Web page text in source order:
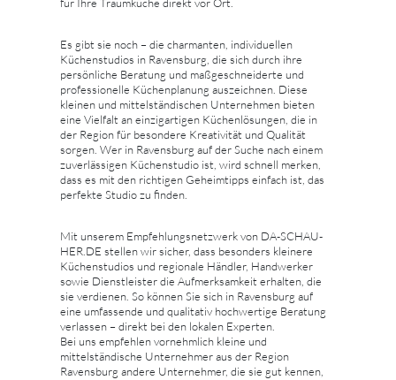
Es gibt sie noch – die charmanten, individuellen
Küchenstudios in Ravensburg, die sich durch ihre
persönliche Beratung und maßgeschneiderte und
professionelle Küchenplanung auszeichnen. Diese
kleinen und mittelständischen Unternehmen bieten
eine Vielfalt an einzigartigen Küchenlösungen, die in
der Region für besondere Kreativität und Qualität
sorgen. Wer in Ravensburg auf der Suche nach einem
zuverlässigen Küchenstudio ist, wird schnell merken,
dass es mit den richtigen Geheimtipps einfach ist, das
perfekte Studio zu finden.
Mit unserem Empfehlungsnetzwerk von DA-SCHAU-
HER.DE stellen wir sicher, dass besonders kleinere
Küchenstudios und regionale Händler, Handwerker
sowie Dienstleister die Aufmerksamkeit erhalten, die
sie verdienen. So können Sie sich in Ravensburg auf
eine umfassende und qualitativ hochwertige Beratung
verlassen – direkt bei den lokalen Experten.
Bei uns empfehlen vornehmlich kleine und
mittelständische Unternehmer aus der Region
Ravensburg andere Unternehmer, die sie gut kennen,